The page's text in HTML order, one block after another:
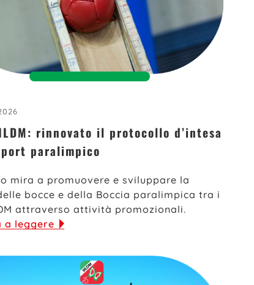
rinnovato il protocollo d’intesa
paralimpico
mira a promuovere e sviluppare la
bocce e della Boccia paralimpica tra i
attraverso attività promozionali.
a leggere